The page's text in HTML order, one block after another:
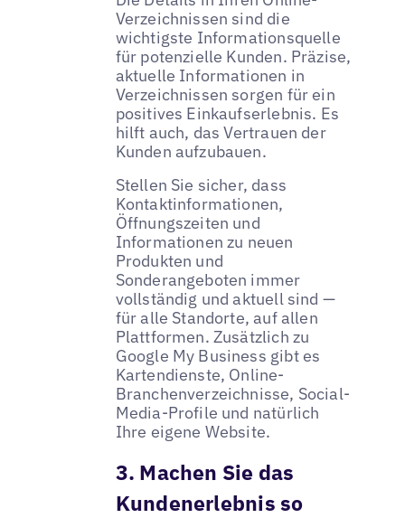
Verzeichnissen sind die
wichtigste Informationsquelle
für potenzielle Kunden. Präzise,
aktuelle Informationen in
Verzeichnissen sorgen für ein
positives Einkaufserlebnis. Es
hilft auch, das Vertrauen der
Kunden aufzubauen.
Stellen Sie sicher, dass
Kontaktinformationen,
Öffnungszeiten und
Informationen zu neuen
Produkten und
Sonderangeboten immer
vollständig und aktuell sind —
für alle Standorte, auf allen
Plattformen. Zusätzlich zu
Google My Business gibt es
Kartendienste, Online-
Branchenverzeichnisse, Social-
Media-Profile und natürlich
Ihre eigene Website.
3. Machen Sie das
Kundenerlebnis so